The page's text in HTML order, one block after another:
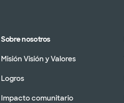
Sobre nosotros
Misión Visión y Valores
Logros
Impacto comunitario